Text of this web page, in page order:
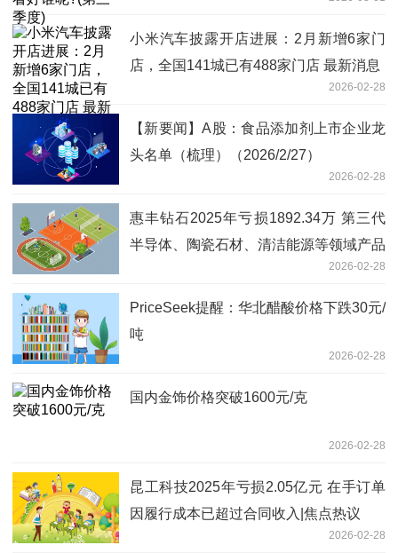
小米汽车披露开店进展：2月新增6家门
店，全国141城已有488家门店 最新消息
2026-02-28
【新要闻】A股：食品添加剂上市企业龙
头名单（梳理）（2026/2/27）
2026-02-28
惠丰钻石2025年亏损1892.34万 第三代
半导体、陶瓷石材、清洁能源等领域产品
2026-02-28
PriceSeek提醒：华北醋酸价格下跌30元/
吨
2026-02-28
国内金饰价格突破1600元/克
2026-02-28
昆工科技2025年亏损2.05亿元 在手订单
因履行成本已超过合同收入|焦点热议
2026-02-28